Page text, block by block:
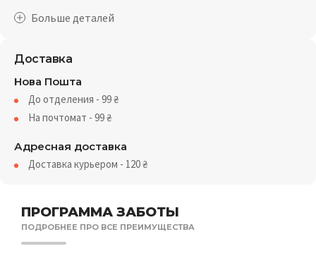
ПРОГРАММА ЗАБОТЫ
ПОДРОБНЕЕ ПРО ВСЕ ПРЕИМУЩЕСТВА
Доставка
Нова Пошта
До отделения - 99₴
На почтомат - 99₴
Адресная доставка
Доставка курьером - 120₴